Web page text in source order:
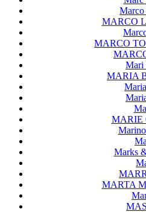
Marco
MARCO
MARCO
Mari
MARIA
MARIE
Marks
MARTA